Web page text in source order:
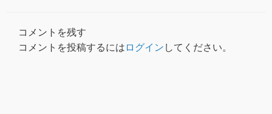
コメントを残す
コメントを投稿するには ログイン してください。